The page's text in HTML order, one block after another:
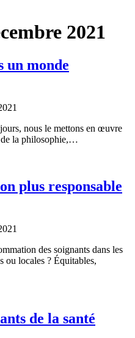
2021
un monde
nous le mettons en œuvre
de la philosophie,…
plus responsable
des soignants dans les
ou locales ? Équitables,
de la santé